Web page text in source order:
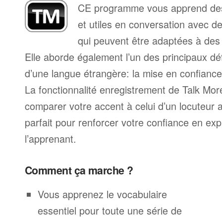
CE programme vous apprend
et utiles en conversation avec
qui peuvent être adaptées à
Elle aborde également l’un des principaux
d’une langue étrangère: la mise en
La fonctionnalité enregistrement de Talk
comparer votre accent à celui d’un locuteur
parfait pour renforcer votre confiance en
l’apprenant.
Comment ça marche ?
Vous apprenez le vocabulaire
essentiel pour toute une série de